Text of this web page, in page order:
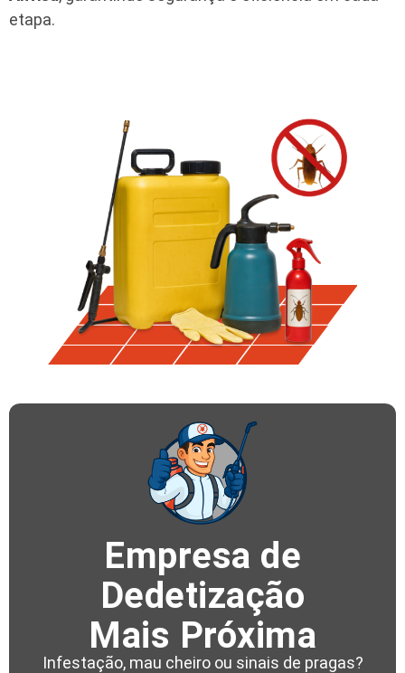
etapa.
Empresa de
Dedetização
Mais Próxima
Infestação, mau cheiro ou sinais de pragas?